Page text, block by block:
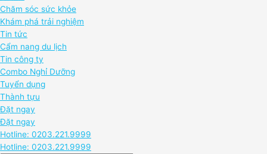
Chăm sóc sức khỏe
Khám phá trải nghiệm
Tin tức
Cẩm nang du lịch
Tin công ty
Combo Nghỉ Dưỡng
Tuyển dụng
Thành tựu
Đặt ngay
Đặt ngay
Hotline: 0203.221.9999
Hotline: 0203.221.9999